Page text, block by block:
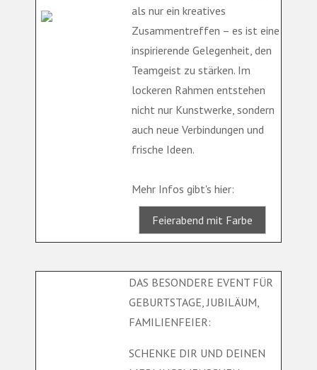
als nur ein kreatives
Zusammentreffen – es ist eine
inspirierende Gelegenheit, den
Teamgeist zu stärken. Im
lockeren Rahmen entstehen
nicht nur Kunstwerke, sondern
auch neue Verbindungen und
frische Ideen.
Mehr Infos gibt's hier:
Feierabend mit Farbe
DAS BESONDERE EVENT FÜR
GEBURTSTAGE, JUBILÄUM,
FAMILIENFEIER:
SCHENKE DIR UND DEINEN